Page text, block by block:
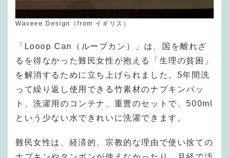
Waveee Design（from イギリス）
「Looop Can（ループカン）」は、国を離れざ
るを得なかった難民女性が抱える「生理の貧困」
を解消するために立ち上げられました。5年間洗
って繰り返し使用できる竹素材のナプキンパッ
ト、洗濯用のコンテナ、重曹のセットで、500ml
という少ない水できれいに洗濯できます。
難民女性は、経済的、宗教的な理由で使い捨ての